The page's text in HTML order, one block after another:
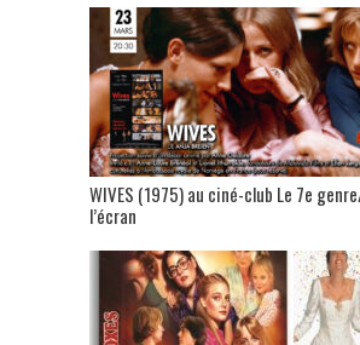
WIVES (1975) au ciné-club Le 7e
l’écran